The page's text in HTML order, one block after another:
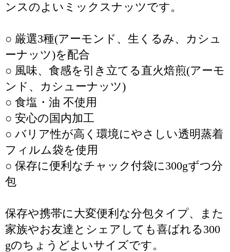
ンスのよいミックスナッツです。
○ 厳選3種(アーモンド、生くるみ、カシュ
ーナッツ)を配合
○ 風味、食感を引き立てる直火焙煎(アーモ
ンド、カシューナッツ)
○ 食塩・油 不使用
○ 安心の国内加工
○ バリア性が高く環境にやさしい透明蒸着
フィルム袋を使用
○ 保存に便利なチャック付袋に300gずつ分
包
保存や携帯に大変便利な分包タイプ、また
家族やお友達とシェアしても喜ばれる300
gのちょうどよいサイズです。